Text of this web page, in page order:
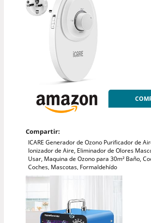
Compartir:
ICARE Generador de Ozono Purificador de
Ionizador de Aire, Eliminador de Olores
Usar, Maquina de Ozono para 30m² Baño,
Coches, Mascotas, Formaldehído